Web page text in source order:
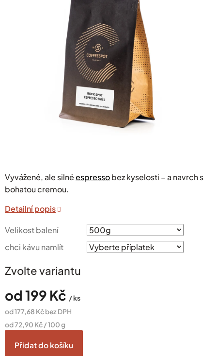
hvězdiček.
od 199 Kč / ks
od177,68 Kčbez DPH
Měrná
od 72,90 Kč / 100 g
Zvolte variantu
Velikost balení
chci kávu namlít
Přidat do košíku
Vyvážené, ale silnéespressobez kyselosti – a navrch s
bohatou cremou.